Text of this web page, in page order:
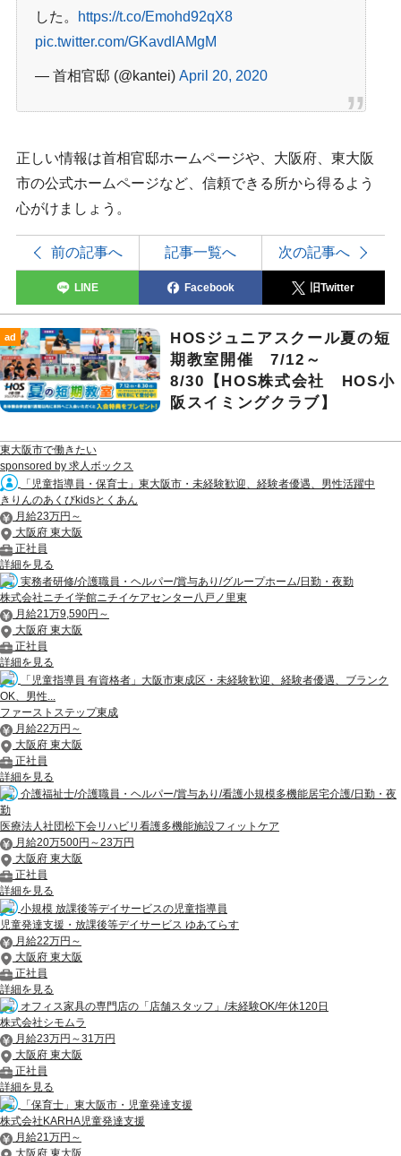
した。
https://t.co/Emohd92qX8
pic.twitter.com/GKavdlAMgM
— 首相官邸 (@kantei) April 20, 2020
正しい情報は首相官邸ホームページや、大阪府、東大阪
市の公式ホームページなど、信頼できる所から得るよう
心がけましょう。
前の記事へ 記事一覧へ 次の記事へ
LINE Facebook 旧Twitter
ad
HOSジュニアスクール夏の短
期教室開催 7/12～
8/30【HOS株式会社 HOS小
阪スイミングクラブ】
東大阪市で働きたい
sponsored by 求人ボックス
「児童指導員・保育士」東大阪市・未経験歓迎、経験者優遇、男性活躍中
きりんのあくびkidsとくあん
月給23万円～
大阪府 東大阪
正社員
詳細を見る
実務者研修/介護職員・ヘルパー/賞与あり/グループホーム/日勤・夜勤
株式会社ニチイ学館ニチイケアセンター八戸ノ里東
月給21万9,590円～
大阪府 東大阪
正社員
詳細を見る
「児童指導員 有資格者」大阪市東成区・未経験歓迎、経験者優遇、ブランク
OK、男性...
ファーストステップ東成
月給22万円～
大阪府 東大阪
正社員
詳細を見る
介護福祉士/介護職員・ヘルパー/賞与あり/看護小規模多機能居宅介護/日勤・夜
勤
医療法人社団松下会リハビリ看護多機能施設フィットケア
月給20万500円～23万円
大阪府 東大阪
正社員
詳細を見る
小規模 放課後等デイサービスの児童指導員
児童発達支援・放課後等デイサービス ゆあてらす
月給22万円～
大阪府 東大阪
正社員
詳細を見る
オフィス家具の専門店の「店舗スタッフ」/未経験OK/年休120日
株式会社シモムラ
月給23万円～31万円
大阪府 東大阪
正社員
詳細を見る
「保育士」東大阪市・児童発達支援
株式会社KARHA児童発達支援
月給21万円～
大阪府 東大阪